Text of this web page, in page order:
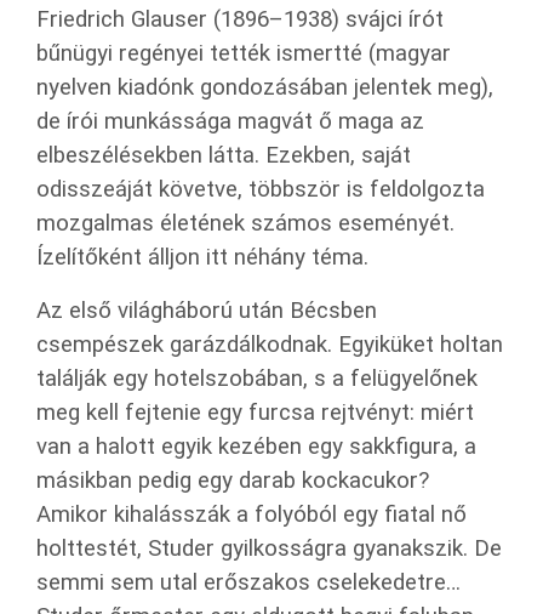
Friedrich Glauser (1896–1938) svájci írót
bűnügyi regényei tették ismertté (magyar
nyelven kiadónk gondozásában jelentek meg),
de írói munkássága magvát ő maga az
elbeszélésekben látta. Ezekben, saját
odisszeáját követve, többször is feldolgozta
mozgalmas életének számos eseményét.
Ízelítőként álljon itt néhány téma.
Az első világháború után Bécsben
csempészek garázdálkodnak. Egyiküket holtan
találják egy hotelszobában, s a felügyelőnek
meg kell fejtenie egy furcsa rejtvényt: miért
van a halott egyik kezében egy sakkfigura, a
másikban pedig egy darab kockacukor?
Amikor kihalásszák a folyóból egy fiatal nő
holttestét, Studer gyilkosságra gyanakszik. De
semmi sem utal erőszakos cselekedetre…